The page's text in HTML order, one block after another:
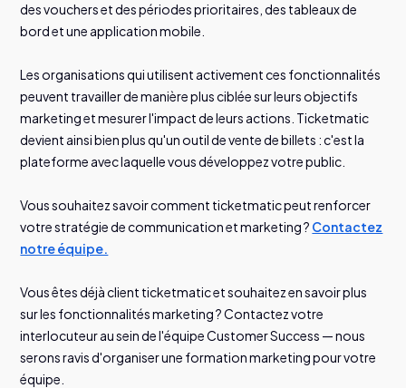
des vouchers et des périodes prioritaires, des tableaux de
bord et une application mobile.
Les organisations qui utilisent activement ces fonctionnalités
peuvent travailler de manière plus ciblée sur leurs objectifs
marketing et mesurer l'impact de leurs actions. Ticketmatic
devient ainsi bien plus qu'un outil de vente de billets : c'est la
plateforme avec laquelle vous développez votre public.
Vous souhaitez savoir comment ticketmatic peut renforcer
votre stratégie de communication et marketing ? Contactez
notre équipe.
Vous êtes déjà client ticketmatic et souhaitez en savoir plus
sur les fonctionnalités marketing ? Contactez votre
interlocuteur au sein de l'équipe Customer Success — nous
serons ravis d'organiser une formation marketing pour votre
équipe.